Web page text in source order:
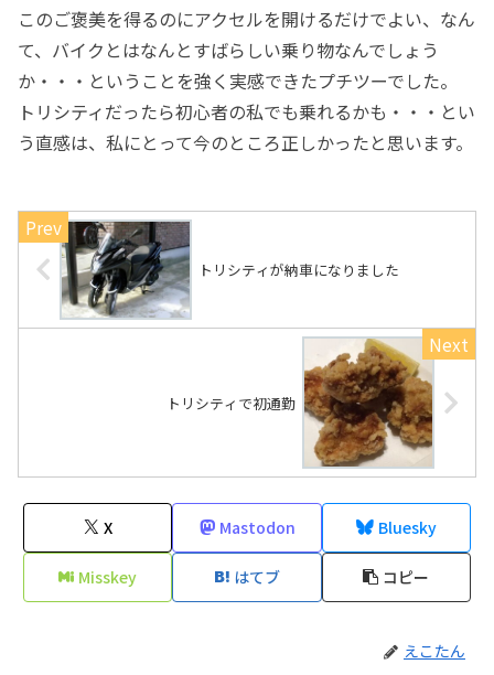
このご褒美を得るのにアクセルを開けるだけでよい、なん
て、バイクとはなんとすばらしい乗り物なんでしょう
か・・・ということを強く実感できたプチツーでした。
トリシティだったら初心者の私でも乗れるかも・・・とい
う直感は、私にとって今のところ正しかったと思います。
トリシティが納車になりました
トリシティで初通勤
X Mastodon Bluesky
Misskey はてブ コピー
えこたん